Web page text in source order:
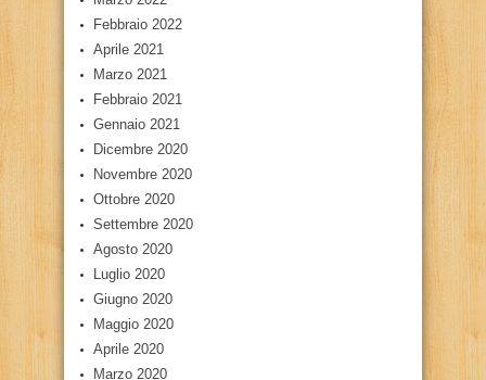
Febbraio 2022
Aprile 2021
Marzo 2021
Febbraio 2021
Gennaio 2021
Dicembre 2020
Novembre 2020
Ottobre 2020
Settembre 2020
Agosto 2020
Luglio 2020
Giugno 2020
Maggio 2020
Aprile 2020
Marzo 2020